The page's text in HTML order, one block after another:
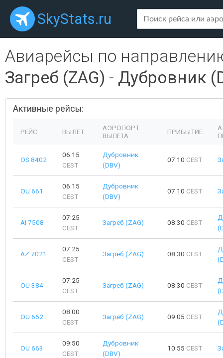
SkyStats.ru
Авиарейсы по
Загреб (ZAG) - Дубровник
Активные рейсы:
РЕЙС ВЫЛЕТ
АЭРОПОРТ
ВЫЛЕТА
ПРИБЫТИЕ
OS 8402
06:15
CEST
Дубровник
(DBV)
07:10 CEST
OU 661
06:15
CEST
Дубровник
(DBV)
07:10 CEST
AI 7508
07:25
CEST
Загреб (ZAG) 08:30 CEST
AZ 7021
07:25
CEST
Загреб (ZAG) 08:30 CEST
OU 384
07:25
CEST
Загреб (ZAG) 08:30 CEST
OU 662
08:00
CEST
Загреб (ZAG) 09:05 CEST
OU 663
09:50
CEST
Дубровник
(DBV)
10:55 CEST